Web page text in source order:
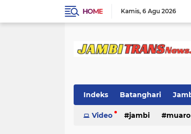
HOME Kamis 6 Agu 2026
Indeks Batanghari
Video jambi